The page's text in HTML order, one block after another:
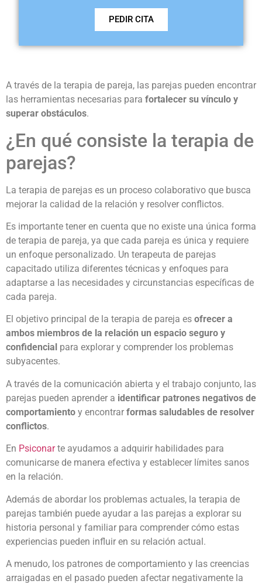
PEDIR CITA
A través de la terapia de pareja, las parejas pueden encontrar
las herramientas necesarias para fortalecer su vínculo y
superar obstáculos.
¿En qué consiste la terapia de
parejas?
La terapia de parejas es un proceso colaborativo que busca
mejorar la calidad de la relación y resolver conflictos.
Es importante tener en cuenta que no existe una única forma
de terapia de pareja, ya que cada pareja es única y requiere
un enfoque personalizado. Un terapeuta de parejas
capacitado utiliza diferentes técnicas y enfoques para
adaptarse a las necesidades y circunstancias específicas de
cada pareja.
El objetivo principal de la terapia de pareja es ofrecer a
ambos miembros de la relación un espacio seguro y
confidencial para explorar y comprender los problemas
subyacentes.
A través de la comunicación abierta y el trabajo conjunto, las
parejas pueden aprender a identificar patrones negativos de
comportamiento y encontrar formas saludables de resolver
conflictos.
En Psiconarte ayudamos a adquirir habilidades para
comunicarse de manera efectiva y establecer límites sanos
en la relación.
Además de abordar los problemas actuales, la terapia de
parejas también puede ayudar a las parejas a explorar su
historia personal y familiar para comprender cómo estas
experiencias pueden influir en su relación actual.
A menudo, los patrones de comportamiento y las creencias
arraigadas en el pasado pueden afectar negativamente la